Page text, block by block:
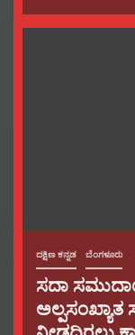
ದಕ್ಷಿಣ ಕನ್ನಡ ಬೆಂಗಳೂರು
ಸದಾ